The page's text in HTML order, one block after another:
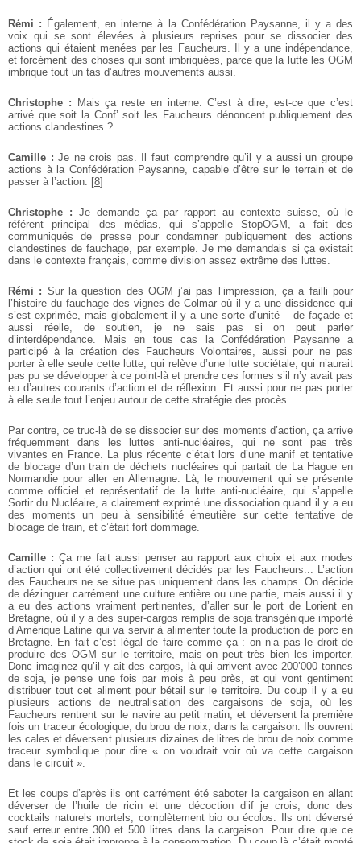
Rémi : Également, en interne à la Confédération Paysanne, il y a des
voix qui se sont élevées à plusieurs reprises pour se dissocier des
actions qui étaient menées par les Faucheurs. Il y a une indépendance,
et forcément des choses qui sont imbriquées, parce que la lutte les OGM
imbrique tout un tas d’autres mouvements aussi.
Christophe : Mais ça reste en interne. C’est à dire, est-ce que c’est
arrivé que soit la Conf’ soit les Faucheurs dénoncent publiquement des
actions clandestines ?
Camille : Je ne crois pas. Il faut comprendre qu’il y a aussi un groupe
actions à la Confédération Paysanne, capable d’être sur le terrain et de
passer à l’action. [8]
Christophe : Je demande ça par rapport au contexte suisse, où le
référent principal des médias, qui s’appelle StopOGM, a fait des
communiqués de presse pour condamner publiquement des actions
clandestines de fauchage, par exemple. Je me demandais si ça existait
dans le contexte français, comme division assez extrême des luttes.
Rémi : Sur la question des OGM j’ai pas l’impression, ça a failli pour
l’histoire du fauchage des vignes de Colmar où il y a une dissidence qui
s’est exprimée, mais globalement il y a une sorte d’unité – de façade et
aussi réelle, de soutien, je ne sais pas si on peut parler
d’interdépendance. Mais en tous cas la Confédération Paysanne a
participé à la création des Faucheurs Volontaires, aussi pour ne pas
porter à elle seule cette lutte, qui relève d’une lutte sociétale, qui n’aurait
pas pu se développer à ce point-là et prendre ces formes s’il n’y avait pas
eu d’autres courants d’action et de réflexion. Et aussi pour ne pas porter
à elle seule tout l’enjeu autour de cette stratégie des procès.
Par contre, ce truc-là de se dissocier sur des moments d’action, ça arrive
fréquemment dans les luttes anti-nucléaires, qui ne sont pas très
vivantes en France. La plus récente c’était lors d’une manif et tentative
de blocage d’un train de déchets nucléaires qui partait de La Hague en
Normandie pour aller en Allemagne. Là, le mouvement qui se présente
comme officiel et représentatif de la lutte anti-nucléaire, qui s’appelle
Sortir du Nucléaire, a clairement exprimé une dissociation quand il y a eu
des moments un peu à sensibilité émeutière sur cette tentative de
blocage de train, et c’était fort dommage.
Camille : Ça me fait aussi penser au rapport aux choix et aux modes
d’action qui ont été collectivement décidés par les Faucheurs... L’action
des Faucheurs ne se situe pas uniquement dans les champs. On décide
de dézinguer carrément une culture entière ou une partie, mais aussi il y
a eu des actions vraiment pertinentes, d’aller sur le port de Lorient en
Bretagne, où il y a des super-cargos remplis de soja transgénique importé
d’Amérique Latine qui va servir à alimenter toute la production de porc en
Bretagne. En fait c’est légal de faire comme ça : on n’a pas le droit de
produire des OGM sur le territoire, mais on peut très bien les importer.
Donc imaginez qu’il y ait des cargos, là qui arrivent avec 200’000 tonnes
de soja, je pense une fois par mois à peu près, et qui vont gentiment
distribuer tout cet aliment pour bétail sur le territoire. Du coup il y a eu
plusieurs actions de neutralisation des cargaisons de soja, où les
Faucheurs rentrent sur le navire au petit matin, et déversent la première
fois un traceur écologique, du brou de noix, dans la cargaison. Ils ouvrent
les cales et déversent plusieurs dizaines de litres de brou de noix comme
traceur symbolique pour dire « on voudrait voir où va cette cargaison
dans le circuit ».
Et les coups d’après ils ont carrément été saboter la cargaison en allant
déverser de l’huile de ricin et une décoction d’if je crois, donc des
cocktails naturels mortels, complètement bio ou écolos. Ils ont déversé
sauf erreur entre 300 et 500 litres dans la cargaison. Pour dire que ce